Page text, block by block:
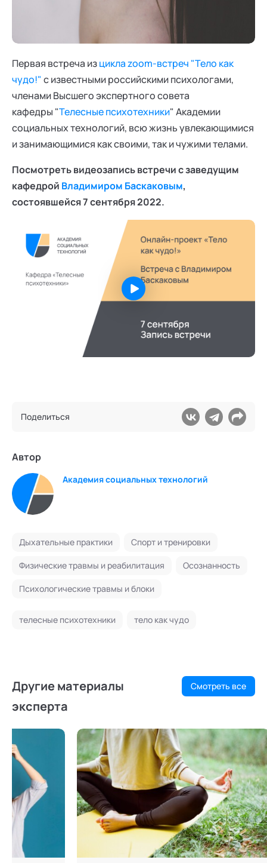
Первая встреча изцикла zoom-встреч "Тело как
чудо!" с известными российскими психологами,
членами Высшего экспертного совета
кафедры "Телесные психотехники" Академии
социальных технологий, всю жизнь увлекающимися
и занимающимися как своими, так и чужими телами.
Посмотреть видеозапись встречи с заведущим
кафедрой Владимиром Баскаковым,
состоявшейся 7 сентября 2022.
Поделиться
Автор
Академия социальных технологий
Дыхательные практики Спорт и тренировки
Физические травмы и реабилитация Осознанность
Психологические травмы и блоки
телесные психотехники тело как чудо
Другие материалы
эксперта
Смотреть все
Профессионалам